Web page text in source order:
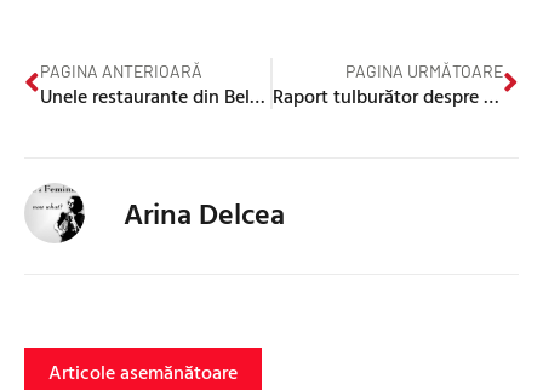
PAGINA ANTERIOARĂ
Unele restaurante din Belfast refuză familiile cu copii – mărturie
PAGINA URMĂTOARE
Raport tulburător despre cum trata pacienții doctorul Watt, la Belfast Health Trust
Arina Delcea
Articole asemănătoare